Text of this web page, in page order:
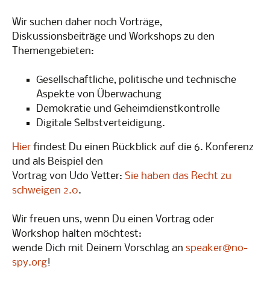
Wir suchen daher noch Vorträge,
Diskussionsbeiträge und Workshops zu den
Themengebieten:
Gesellschaftliche, politische und technische
Aspekte von Überwachung
Demokratie und Geheimdienstkontrolle
Digitale Selbstverteidigung.
Hier findest Du einen Rückblick auf die 6. Konferenz
und als Beispiel den
Vortrag von Udo Vetter: Sie haben das Recht zu
schweigen 2.0.
Wir freuen uns, wenn Du einen Vortrag oder
Workshop halten möchtest:
wende Dich mit Deinem Vorschlag an speaker@no-
spy.org!